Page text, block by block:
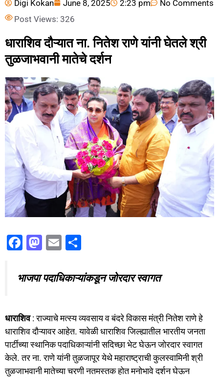
Digi Kokan June 8, 2025 2:23 pm
No Comments
Post Views: 326
धाराशिव दौऱ्यात ना. नितेश राणे यांनी घेतले श्री
तुळजाभवानी मातेचे दर्शन
F
c
o
o
k
M
st
o
n
E
ai ar
भाजपा पदाधिकाऱ्यांकडून जोरदार स्वागत
धाराशिव: राज्याचे मत्स्य व्यवसाय व बंदरे विकास मंत्री नितेश राणे हे
धाराशिव दौऱ्यावर आहेत. यावेळी धाराशिव जिल्ह्यातील भारतीय जनता
पार्टीच्या स्थानिक पदाधिकाऱ्यांनी सदिच्छा भेट घेऊन जोरदार स्वागत
केले. तर ना. राणे यांनी तुळजापूर येथे महाराष्ट्राची कुलस्वामिनी श्री
तुळजाभवानी मातेच्या चरणी नतमस्तक होत मनोभावे दर्शन घेऊन